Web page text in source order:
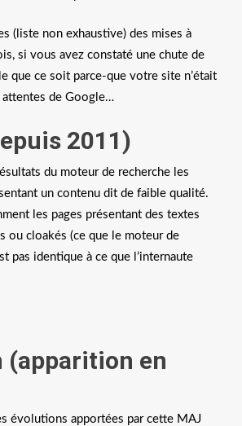
(liste non exhaustive) des mises à
si vous avez constaté une chute de
que ce soit parce-que votre site n’était
attentes de Google…
2011)
du moteur de recherche les
un contenu dit de faible qualité.
les pages présentant des textes
ou cloakés (ce que le moteur de
pas identique à ce que l’internaute
(apparition en
évolutions apportées par cette MAJ